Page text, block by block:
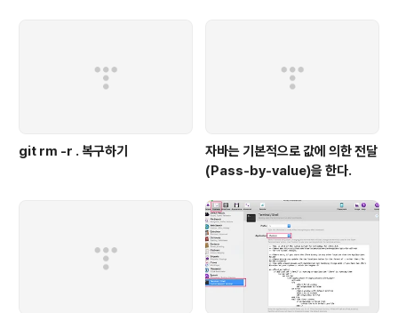
git rm -r . 복구하기
자바는 기본적으로 값에 의한 전달
(Pass-by-value)을 한다.